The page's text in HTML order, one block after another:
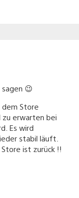
😉
Store
zu erwarten bei
Es wird
stabil läuft.
ist zurück !!